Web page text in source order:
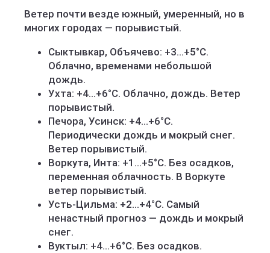
Ветер почти везде южный, умеренный, но в
многих городах — порывистый.
Сыктывкар, Объячево: +3...+5°C.
Облачно, временами небольшой
дождь.
Ухта: +4...+6°C. Облачно, дождь. Ветер
порывистый.
Печора, Усинск: +4...+6°C.
Периодически дождь и мокрый снег.
Ветер порывистый.
Воркута, Инта: +1...+5°C. Без осадков,
переменная облачность. В Воркуте
ветер порывистый.
Усть-Цильма: +2...+4°C. Самый
ненастный прогноз — дождь и мокрый
снег.
Вуктыл: +4...+6°C. Без осадков.